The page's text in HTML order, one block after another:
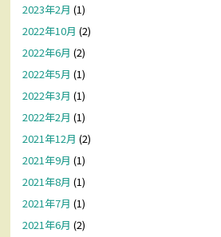
2023年2月 (1)
2022年10月 (2)
2022年6月 (2)
2022年5月 (1)
2022年3月 (1)
2022年2月 (1)
2021年12月 (2)
2021年9月 (1)
2021年8月 (1)
2021年7月 (1)
2021年6月 (2)